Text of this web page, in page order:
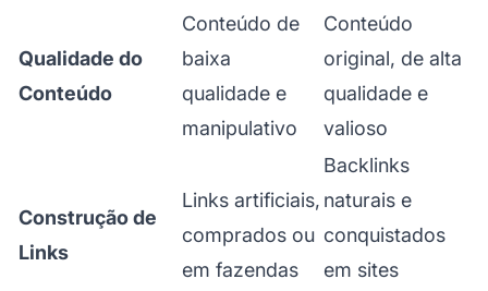
Qualidade do
Conteúdo
Conteúdo de
baixa
qualidade e
manipulativo
Conteúdo
original, de alta
qualidade e
valioso
Construção de
Links
Links artificiais,
comprados ou
em fazendas
Backlinks
naturais e
conquistados
em sites